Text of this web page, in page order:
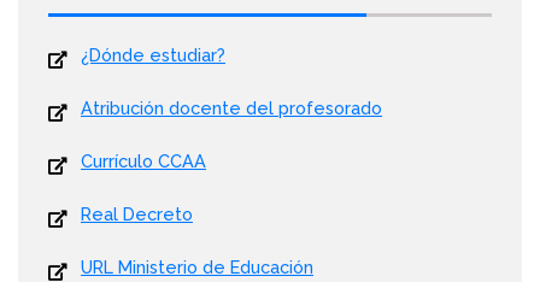
¿Dónde estudiar?
Atribución docente del profesorado
Currículo CCAA
Real Decreto
URL Ministerio de Educación